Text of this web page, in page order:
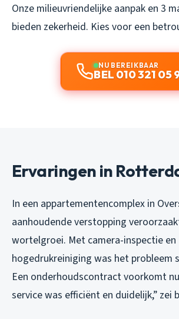
Onze milieuvriendelijke aanpak en 3
bieden zekerheid. Kies voor een
NU BEREIKBAAR
BEL 010 321 05
Ervaringen in
In een appartementencomplex in
aanhoudende verstopping
wortelgroei. Met camera-inspectie en
hogedrukreiniging was het probleem
Een onderhoudscontract voorkomt
service was efficiënt en duidelijk,” zei